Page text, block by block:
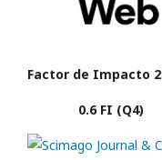
Factor de Impacto
0.6 FI (Q4)